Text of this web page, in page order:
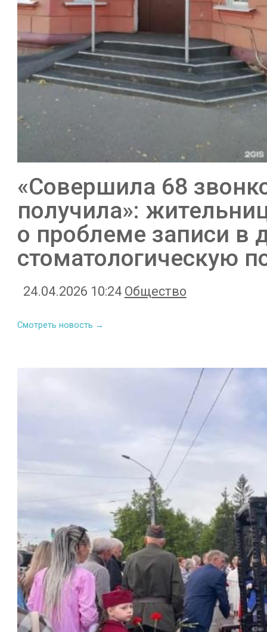
«Совершила 68
получила»:
о проблеме записи в
стоматологическую
24.04.2026 10:24 Общество
Смотреть новость →